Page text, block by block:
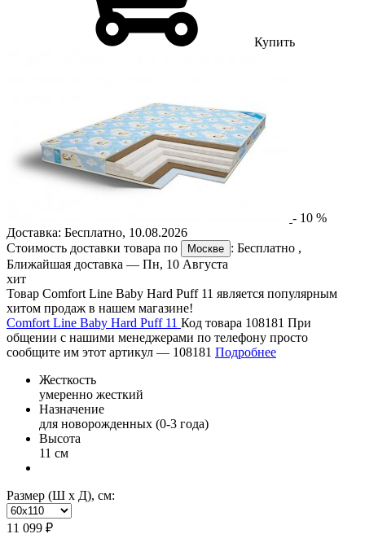
Купить
- 10 %
Доставка: Бесплатно, 10.08.2026
Стоимость доставки товара по
Москве : Бесплатно ,
Ближайшая доставка — Пн, 10 Августа
хит
Товар Comfort Line Baby Hard Puff 11 является популярным
хитом продаж в нашем магазине!
Comfort Line Baby Hard Puff 11 Код товара 108181 При
общении с нашими менеджерами по телефону просто
сообщите им этот артикул — 108181 Подробнее
Жесткость
умеренно жесткий
Назначение
для новорожденных (0-3 года)
Высота
11 см
Размер (Ш х Д), см:
11 099 ₽